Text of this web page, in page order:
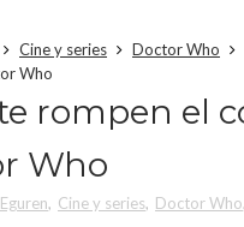
Cine y series Doctor Who
Who
rompen el
Who
, Cine y series, Doctor Who